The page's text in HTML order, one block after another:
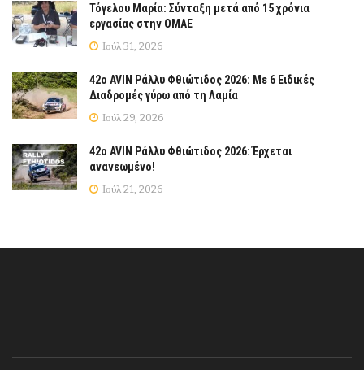
Τόγελου Μαρία: Σύνταξη μετά από 15 χρόνια
εργασίας στην ΟΜΑΕ
Ιούλ 31, 2026
42ο AVIN Ράλλυ Φθιώτιδος 2026: Με 6 Ειδικές
Διαδρομές γύρω από τη Λαμία
Ιούλ 29, 2026
42ο AVIN Ράλλυ Φθιώτιδος 2026: Έρχεται
ανανεωμένο!
Ιούλ 21, 2026